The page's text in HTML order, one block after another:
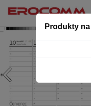
Produkty